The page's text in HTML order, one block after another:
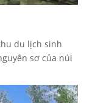
du lịch sinh
sơ của núi